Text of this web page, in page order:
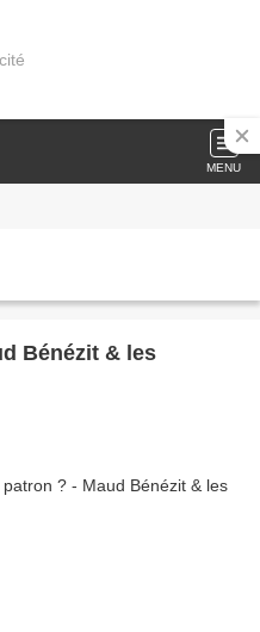
MENU
Bénézit & les